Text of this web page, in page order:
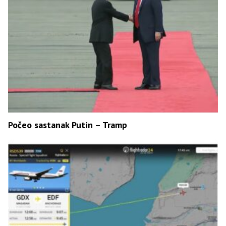
Počeo sastanak Putin – Tramp